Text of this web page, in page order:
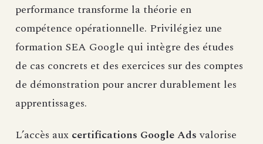
performance transforme la théorie en
compétence opérationnelle. Privilégiez une
formation SEA Google qui intègre des études
de cas concrets et des exercices sur des comptes
de démonstration pour ancrer durablement les
apprentissages.
L’accès aux certifications Google Adsvalorise